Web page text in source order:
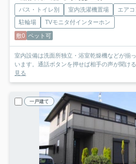
バス・トイレ別 室内洗濯機置場 エアコ
駐輪場
TVモニタ付インターホン
敷0 ペット可
室内設備は洗面所独立・浴室乾燥機などが揃
います。通話ボタンを押せば相手の声が聞け
見る
一戸建て